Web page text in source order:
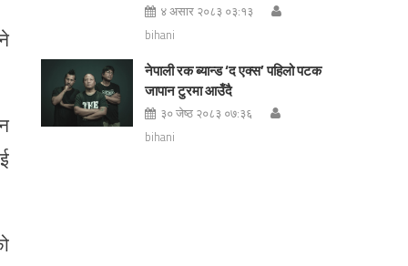
४ असार २०८३ ०३:१३
bihani
नेपाली रक ब्यान्ड ‘द एक्स’ पहिलो पटक
जापान टुरमा आउँदै
३० जेष्ठ २०८३ ०७:३६
bihani